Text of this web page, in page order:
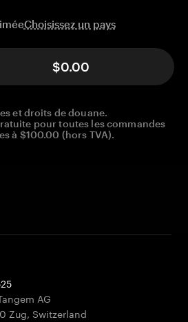
Choisissez un pays
$0.00
et droits de douane.
pour toutes les commandes
à $100.00 (hors TVA).
AG
Zug, Switzerland